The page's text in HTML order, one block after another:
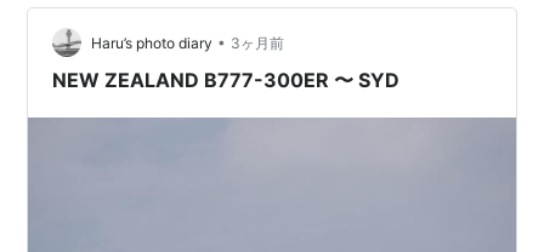
Australia Airlines B777-3ZGER VH-VPD "Ava…
Haru’s photo diary • 3ヶ月前
NEW ZEALAND B777-300ER 〜 SYD